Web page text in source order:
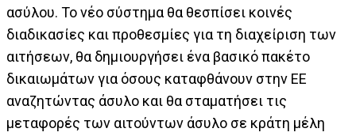
ασύλου. Το νέο σύστημα θα θεσπίσει κοινές
διαδικασίες και προθεσμίες για τη διαχείριση των
αιτήσεων, θα δημιουργήσει ένα βασικό πακέτο
δικαιωμάτων για όσους καταφθάνουν στην ΕΕ
αναζητώντας άσυλο και θα σταματήσει τις
μεταφορές των αιτούντων άσυλο σε κράτη μέλη